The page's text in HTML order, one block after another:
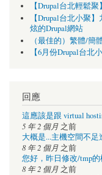
【Drupal台北輕鬆
【Drupal台北小聚
炫的Drupal網站
（最佳的）繁體/簡
【6月份Drupal台
回應
這應該是跟 virtual
5 年 2 個月 之前
大概是...主機空間不足
8 年 2 個月 之前
您好，昨日修改/tmp
8 年 2 個月 之前